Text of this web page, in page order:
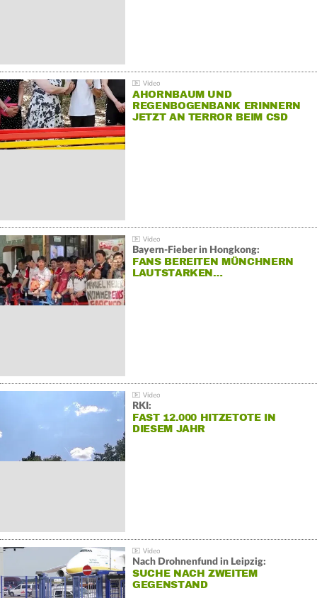
AHORNBAUM UND
REGENBOGENBANK ERINNERN
JETZT AN TERROR BEIM CSD
Bayern-Fieber in Hongkong:
FANS BEREITEN MÜNCHNERN
LAUTSTARKEN…
RKI:
FAST 12.000 HITZETOTE IN
DIESEM JAHR
Nach Drohnenfund in Leipzig:
SUCHE NACH ZWEITEM
GEGENSTAND